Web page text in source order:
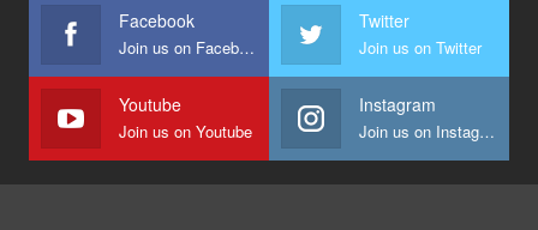
Facebook
Join us on Facebook
Twitter
Join us on Twitter
Youtube
Join us on Youtube
Instagram
Join us on Instagram